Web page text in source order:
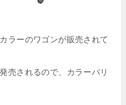
ラーのワゴンが販売されて
売されるので、カラーバリ